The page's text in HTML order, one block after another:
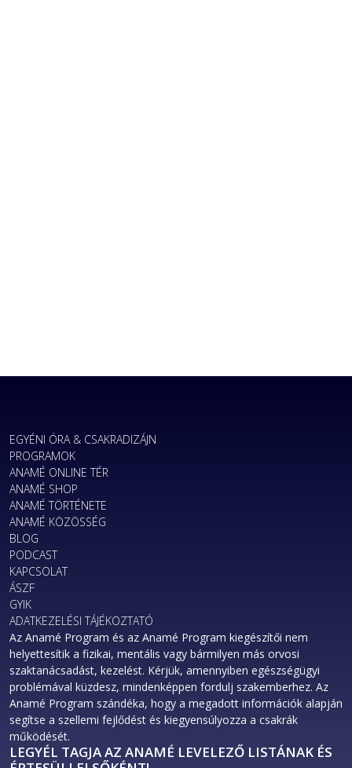
EGYÉNI ÓRA & CSAKRADIZÁJN
PROGRAMOK
ANAMÉ ONLINE TÉR
ANAMÉ SHOP
ANAMÉ TÖRTÉNETE
ANAMÉ KÖZÖSSÉG
BLOG
PODCAST
KAPCSOLAT
ÁSZF
GYIK
ADATKEZELÉSI TÁJÉKOZTATÓ
Az Anamé Program és az Anamé Program kiegészítői nem
helyettesítik a fizikai, mentális vagy bármilyen más orvosi
szaktanácsadást, kezelést. Kérjük, amennyiben egészségügyi
problémával küzdesz, mindenképpen fordulj szakemberhez. Az
Anamé Program szándéka, hogy a megadott információk alapján
segítse a szellemi fejlődést és kiegyensúlyozza a csakrák
működését.
LEGYÉL TAGJA AZ ANAMÉ LEVELEZŐ LISTÁNAK ÉS